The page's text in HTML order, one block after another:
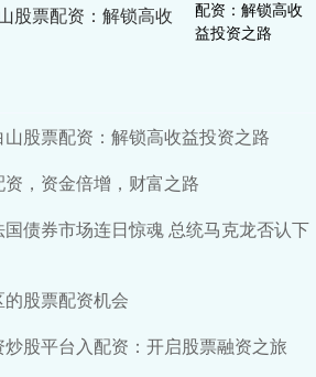
股票配资：解锁高收
股票配资：解锁高收益投资之路
，资金倍增，财富之路
债券市场连日惊魂 总统马克龙否认下
股票配资机会
股平台入配资：开启股票融资之旅